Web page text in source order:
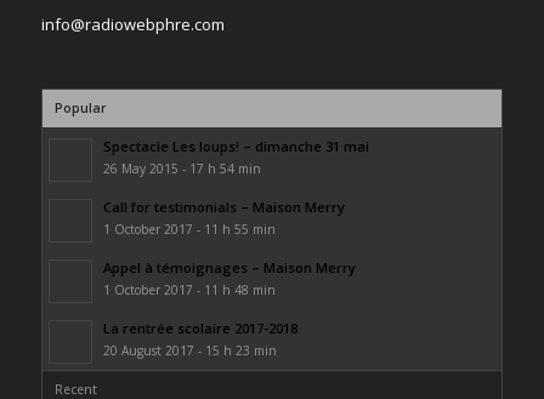
info@radiowebphre.com
Popular
Spectacle Les loups! – dimanche 31 mai
26 May 2015 - 17 h 54 min
Call for testimonials – Maison Merry
1 October 2017 - 11 h 55 min
Appel à témoignages – Maison Merry
1 October 2017 - 11 h 48 min
La rentrée scolaire 2017-2018
20 August 2017 - 15 h 23 min
Recent